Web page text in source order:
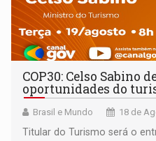
COP30: Celso Sabino
oportunidades do
Brasil e Mundo 18 de
Titular do Turismo será o